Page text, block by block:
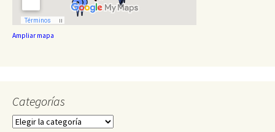
Ampliar mapa
Categorías
Categorías